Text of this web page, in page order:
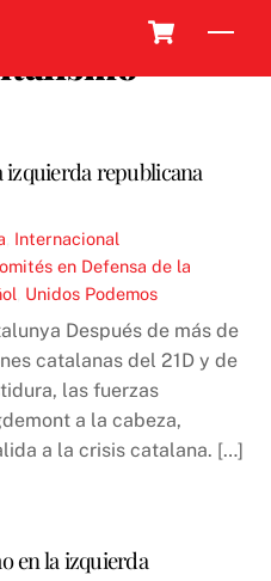
izquierda republicana
Internacional
en Defensa de la
Unidos Podemos
Después de más de
catalanas del 21D y de
las fuerzas
a la cabeza,
a la crisis catalana. […]
en la izquierda